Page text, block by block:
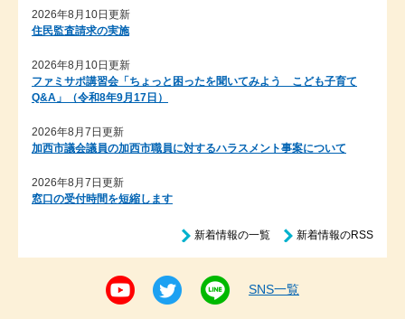
情
2026年8月10日更新
住民監査請求の実施
2026年8月10日更新
ファミサポ講習会「ちょっと困ったを聞いてみよう こども子育て
Q&A」（令和8年9月17日）
2026年8月7日更新
加西市議会議員の加西市職員に対するハラスメント事案について
2026年8月7日更新
窓口の受付時間を短縮します
新着情報の一覧 新着情報のRSS
SNS一覧